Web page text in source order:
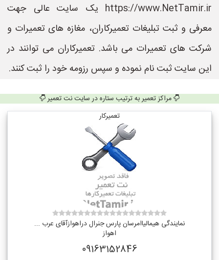
https://www.NetTamir.ir یک سایت عالی جهت
معرفی و ثبت تبلیغات تعمیرکاران، مغازه های تعمیرات و
شرکت های تعمیرات می باشد. تعمیرکاران می توانند در
این سایت ثبت نام نموده و سپس رزومه خود را ثبت کنند.
مراکز تعمیر به ترتیب ستاره در سایت نت تعمیر
تعمیرکار
نمایندگی هیمالیاامرسان پارس جنرال دراهوازآقای عرب ...
اهواز
09163152846